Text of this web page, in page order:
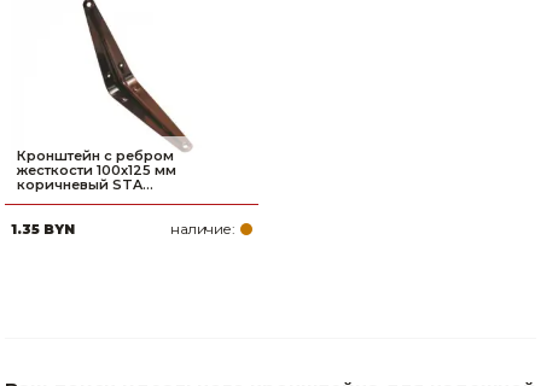
Кронштейн с ребром
жесткости 100х125 мм
коричневый STA...
1.35 BYN наличие: